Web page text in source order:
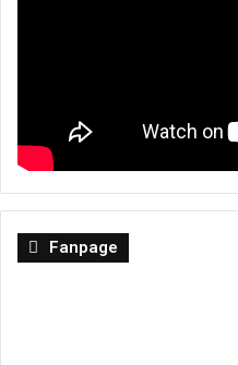
Fanpage